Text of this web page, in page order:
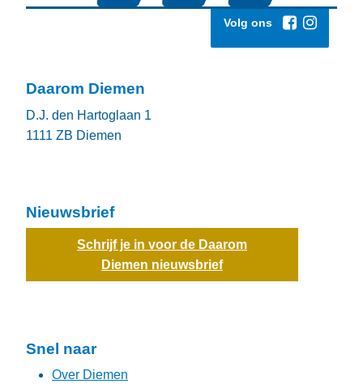
Volg ons
Daarom Diemen
D.J. den Hartoglaan 1
1111 ZB Diemen
Nieuwsbrief
Schrijf je in voor de Daarom
Diemen nieuwsbrief
Snel naar
Over Diemen